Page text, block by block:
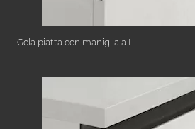
Gola piatta con maniglia a L